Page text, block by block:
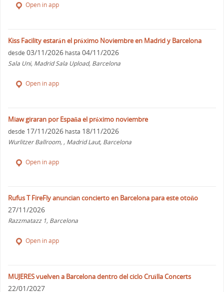
Open in app
Kiss Facility estarán el próximo Noviembre en Madrid y Barcelona
desde 03/11/2026 hasta 04/11/2026
Sala Uni, Madrid Sala Upload, Barcelona
Open in app
Miaw giraran por España el próximo noviembre
desde 17/11/2026 hasta 18/11/2026
Wurlitzer Ballroom, , Madrid Laut, Barcelona
Open in app
Rufus T FireFly anuncian concierto en Barcelona para este otoño
27/11/2026
Razzmatazz 1, Barcelona
Open in app
MUJERES vuelven a Barcelona dentro del ciclo Cruïlla Concerts
22/01/2027